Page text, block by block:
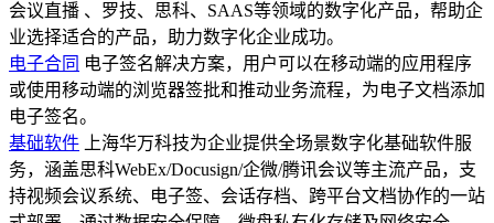
会议直播 、罗技、思科、SAAS等领域的数字化产品，帮助企
业选择适合的产品，助力数字化企业成功。
电子合同 电子签名解决方案，用户可以在移动端的应用程序
或使用移动端的浏览器签批和推动业务流程，为电子文档添加
电子签名。
基础软件
上海华万科技为企业提供全场景数字化基础软件服
务，涵盖思科WebEx/Docusign/企微/腾讯会议等主流产品，支
持视频会议系统、电子签、会话存档、跨平台文档协作的一站